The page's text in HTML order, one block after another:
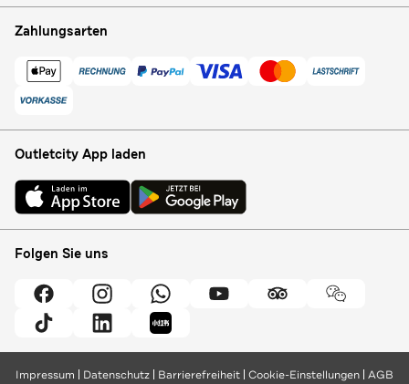
Zahlungsarten
Outletcity App laden
Folgen Sie uns
Impressum Datenschutz Barrierefreiheit Cookie-Einstellungen AGB